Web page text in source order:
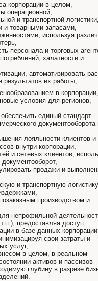
корпорации в целом,
операционной,
и транспортной
и товарными запасами,
используя
персонала и торговых
халатности и
автоматизировать
их работы,
в корпорации,
условия для регионов,
единый стандарт
документооборота
лояльности клиентов и
внутри корпорации,
и сетевых клиентов,
продажи и
и транспортную
производством и
непрофильной
предоставляя доступ
в базе данных
свои затраты и
услуг,
в целом, в реальном
активов и пассивов
глубину в разрезе